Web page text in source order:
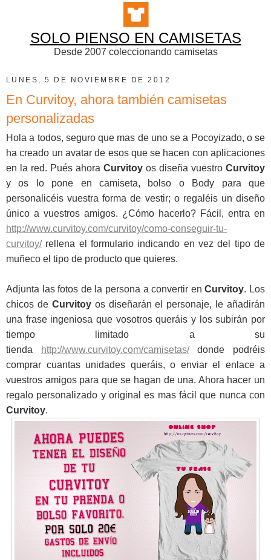
SOLO PIENSO EN CAMISETAS
Desde 2007 coleccionando camisetas
LUNES, 5 DE NOVIEMBRE DE 2012
En Curvitoy, ahora también camisetas
personalizadas
Hola a todos, seguro que mas de uno se a Pocoyizado, o se
ha creado un avatar de esos que se hacen con aplicaciones
en la red. Pués ahora Curvitoy os diseña vuestro Curvitoy
y os lo pone en camiseta, bolso o Body para que
personalicéis vuestra forma de vestir; o regaléis un diseño
único a vuestros amigos. ¿Cómo hacerlo? Fácil, entra en
http://www.curvitoy.com/curvitoy/como-conseguir-tu-
curvitoy/rellena el formulario indicando en vez del tipo de
muñeco el tipo de producto que quieres.
Adjunta las fotos de la persona a convertir enCurvitoy. Los
chicos de Curvitoy os diseñarán el personaje, le añadirán
una frase ingeniosa que vosotros queráis y los subirán por
tiempo limitado a su
tienda
http://www.curvitoy.com/camisetas/donde podréis
comprar cuantas unidades queráis, o enviar el enlace a
vuestros amigos para que se hagan de una. Ahora hacer un
regalo personalizado y original es mas fácil que nunca con
Curvitoy.